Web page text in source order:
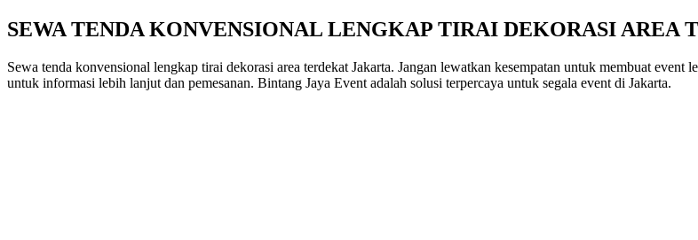
SEWA TENDA KONVENSIONAL LENGKAP TIRAI DEKORASI AREA
Sewa tenda konvensional lengkap tirai dekorasi area terdekat Jakarta. Jangan lewatkan kesempatan untuk membuat
untuk informasi lebih lanjut dan pemesanan. Bintang Jaya Event adalah solusi terpercaya untuk segala event di Jakarta.